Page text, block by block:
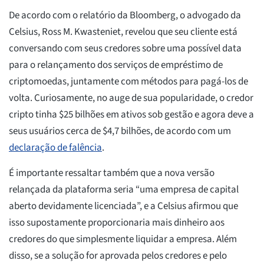
De acordo com o relatório da Bloomberg, o advogado da
Celsius, Ross M. Kwasteniet, revelou que seu cliente está
conversando com seus credores sobre uma possível data
para o relançamento dos serviços de empréstimo de
criptomoedas, juntamente com métodos para pagá-los de
volta. Curiosamente, no auge de sua popularidade, o credor
cripto tinha $25 bilhões em ativos sob gestão e agora deve a
seus usuários cerca de $4,7 bilhões, de acordo com um
declaração de falência.
É importante ressaltar também que a nova versão
relançada da plataforma seria “uma empresa de capital
aberto devidamente licenciada”, e a Celsius afirmou que
isso supostamente proporcionaria mais dinheiro aos
credores do que simplesmente liquidar a empresa. Além
disso, se a solução for aprovada pelos credores e pelo